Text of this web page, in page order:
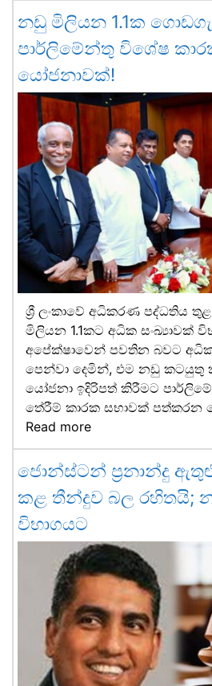
නඩු මිලියන 1.1ක
පාර්ලිමේන්තු විශේෂ
යෝජනාවක්!
ශ්‍රී ලංකාවේ අධිකරණ පද්ධතිය
මිලියන 1.1කට අධික සංඛ්‍යාවක්
අපේක්ෂාවෙන් පවතින බවට
පෙන්වා දෙමින්, එම නඩු කටයුතු
යෝජනා ඉදිරිපත් කිරීමට
තේරීම් කාරක සභාවක් පත්කරන
Read more
ජොන්ස්ටන් ප්‍රනාන්දු
කළ තීන්දුව බල රහිතයි;
විභාගයට